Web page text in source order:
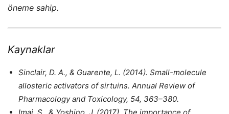
öneme sahip.
Kaynaklar
Sinclair, D. A., & Guarente, L. (2014). Small-molecule
allosteric activators of sirtuins. Annual Review of
Pharmacology and Toxicology, 54, 363–380.